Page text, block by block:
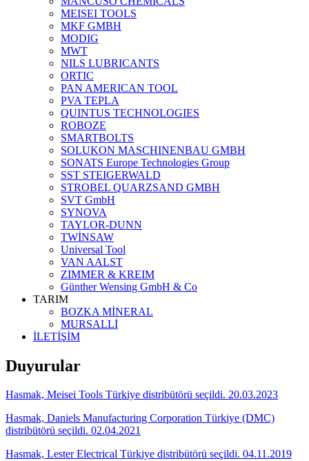
MEISEI TOOLS
MKF GMBH
MODIG
MWT
NILS LUBRICANTS
ORTIC
PAN AMERICAN TOOL
PVA TEPLA
QUINTUS TECHNOLOGIES
ROBOZE
SMARTBOLTS
SOLUKON MASCHINENBAU GMBH
SONATS Europe Technologies Group
SST STEIGERWALD
STROBEL QUARZSAND GMBH
SVT GmbH
SYNOVA
TAYLOR-DUNN
TWİNSAW
Universal Tool
VAN AALST
ZIMMER & KREIM
Günther Wensing GmbH & Co
TARIM
BOZKA MİNERAL
MURSALLİ
İLETİŞİM
Duyurular
Hasmak, Meisei Tools Türkiye distribütörü seçildi. 20.03.2023
Hasmak, Daniels Manufacturing Corporation Türkiye (DMC)
distribütörü seçildi. 02.04.2021
Hasmak, Lester Electrical Türkiye distribütörü seçildi. 04.11.2019